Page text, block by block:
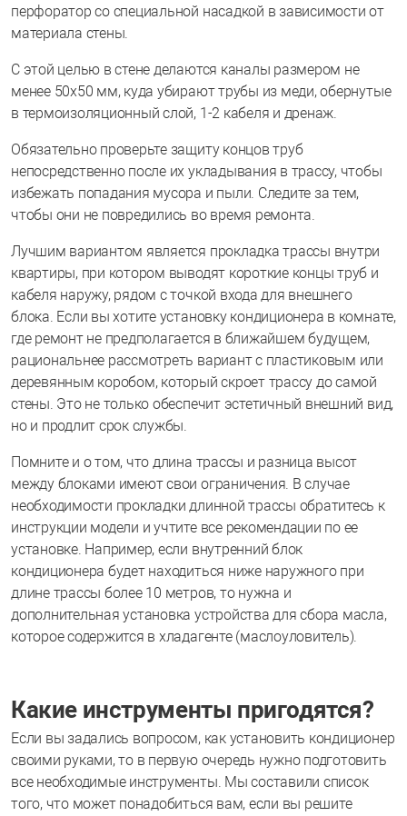
перфоратор со специальной насадкой в зависимости от
материала стены.
С этой целью в стене делаются каналы размером не
менее 50х50 мм, куда убирают трубы из меди, обернутые
в термоизоляционный слой, 1-2 кабеля и дренаж.
Обязательно проверьте защиту концов труб
непосредственно после их укладывания в трассу, чтобы
избежать попадания мусора и пыли. Следите за тем,
чтобы они не повредились во время ремонта.
Лучшим вариантом является прокладка трассы внутри
квартиры, при котором выводят короткие концы труб и
кабеля наружу, рядом с точкой входа для внешнего
блока. Если вы хотите установку кондиционера в комнате,
где ремонт не предполагается в ближайшем будущем,
рациональнее рассмотреть вариант с пластиковым или
деревянным коробом, который скроет трассу до самой
стены. Это не только обеспечит эстетичный внешний вид,
но и продлит срок службы.
Помните и о том, что длина трассы и разница высот
между блоками имеют свои ограничения. В случае
необходимости прокладки длинной трассы обратитесь к
инструкции модели и учтите все рекомендации по ее
установке. Например, если внутренний блок
кондиционера будет находиться ниже наружного при
длине трассы более 10 метров, то нужна и
дополнительная установка устройства для сбора масла,
которое содержится в хладагенте (маслоуловитель).
Какие инструменты пригодятся?
Если вы задались вопросом, как установить кондиционер
своими руками, то в первую очередь нужно подготовить
все необходимые инструменты. Мы составили список
того, что может понадобиться вам, если вы решите